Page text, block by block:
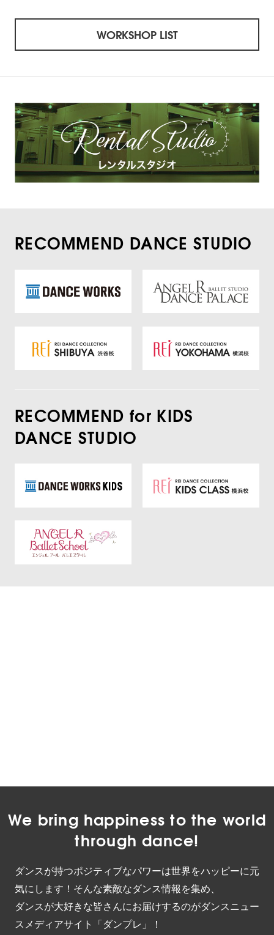
WORKSHOP LIST
RECOMMEND DANCE STUDIO
RECOMMEND for KIDS
DANCE STUDIO
We bring happiness to the world
through dance!
ダンスが持つポジティブなパワーは世界をハッピーに元
気にします！そんな素敵なダンス情報を集め、
ダンスが大好きな皆さんにお届けするのがダンスニュー
スメディアサイト「ダンプレ」！